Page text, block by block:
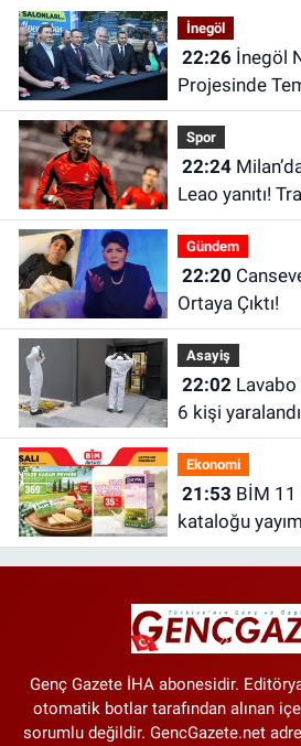
İnegöl
22:26İnegöl Nikah Salonu
Projesinde
Spor
22:24Milan’dan Galatasaray’a
Leao yanıtı!
saatler
Gündem
22:20
Ortaya Çıktı!
Asayiş
22:02Lavabo açıcı faciaya yol açtı!
6 kişi yaralandı
Ekonomi
21:53
kataloğu
ürünler ve
Genç Gazete İHA abonesidir.
otomatik botlar tarafından alınan
sorumlu değildir. GencGazete.net